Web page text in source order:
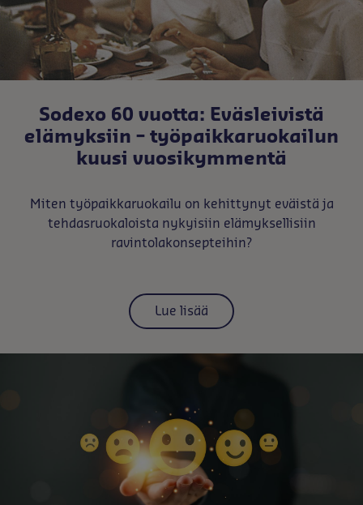
Sodexo 60 vuotta: Eväsleivistä
elämyksiin – työpaikkaruokailun
kuusi vuosikymmentä
Miten työpaikkaruokailu on kehittynyt eväistä ja
tehdasruokaloista nykyisiin elämyksellisiin
ravintolakonsepteihin?
Lue lisää